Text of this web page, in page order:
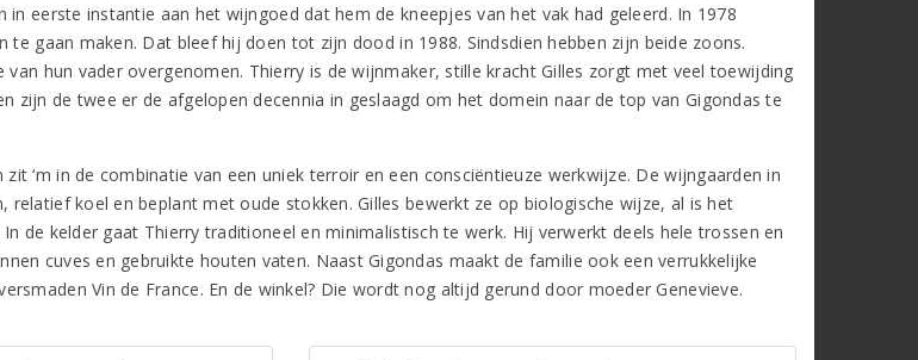
in eerste instantie aan het wijngoed dat hem de kneepjes van het vak had geleerd. In 1978
te gaan maken. Dat bleef hij doen tot zijn dood in 1988. Sindsdien hebben zijn beide zoons.
van hun vader overgenomen. Thierry is de wijnmaker, stille kracht Gilles zorgt met veel toewijding
zijn de twee er de afgelopen decennia in geslaagd om het domein naar de top van Gigondas te
zit ‘m in de combinatie van een uniek terroir en een consciëntieuze werkwijze. De wijngaarden in
relatief koel en beplant met oude stokken. Gilles bewerkt ze op biologische wijze, al is het
de kelder gaat Thierry traditioneel en minimalistisch te werk. Hij verwerkt deels hele trossen en
cuves en gebruikte houten vaten. Naast Gigondas maakt de familie ook een verrukkelijke
Vin de France. En de winkel? Die wordt nog altijd gerund door moeder Genevieve.